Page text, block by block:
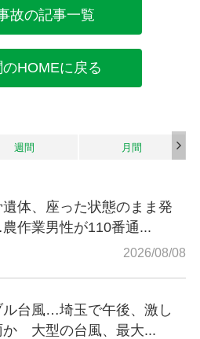
故の記事一覧
HOMEに戻る
週間 月間
遺体、座った状態のまま発
作業男性が110番通...
2026/08/08
ル台風…埼玉で午後、激し
か 大型の台風、最大...